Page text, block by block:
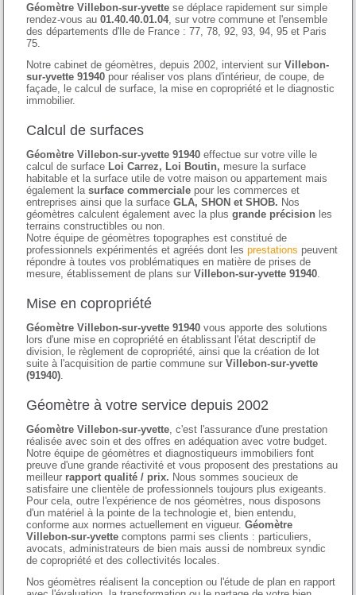
Géomètre Villebon-sur-yvette se déplace rapidement sur simple
rendez-vous au01.40.40.01.04, sur votre commune et l'ensemble
des départements d'Ile de France : 77, 78, 92, 93, 94, 95 et Paris
75.
Notre cabinet de géomètres, depuis 2002, intervient surVillebon-
sur-yvette 91940 pour réaliser vos plans d'intérieur, de coupe, de
façade, le calcul de surface, la mise en copropriété et le diagnostic
immobilier.
Calcul de surfaces
Géomètre Villebon-sur-yvette 91940 effectue sur votre ville le
calcul de surface Loi Carrez, Loi Boutin, mesure la surface
habitable et la surface utile de votre maison ou appartement mais
également lasurface commerciale pour les commerces et
entreprises ainsi que la surfaceGLA, SHON et SHOB. Nos
géomètres calculent également avec la plusgrande précision les
terrains constructibles ou non.
Notre équipe de géomètres topographes est constitué de
professionnels expérimentés et agréés dont lesprestations peuvent
répondre à toutes vos problématiques en matière de prises de
mesure, établissement de plans surVillebon-sur-yvette 91940
Mise en copropriété
Géomètre Villebon-sur-yvette 91940 vous apporte des solutions
lors d'une mise en copropriété en établissant l'état descriptif de
division, le règlement de copropriété, ainsi que la création de lot
suite à l'acquisition de partie commune surVillebon-sur-yvette
(91940)
Géomètre à votre service depuis 2002
Géomètre Villebon-sur-yvette , c'est l'assurance d'une prestation
réalisée avec soin et des offres en adéquation avec votre budget.
Notre équipe de géomètres et diagnostiqueurs immobiliers font
preuve d'une grande réactivité et vous proposent des prestations au
meilleur rapport qualité / prix. Nous sommes soucieux de
satisfaire une clientèle de professionnels toujours plus exigeants.
Pour cela, outre l'expérience de nos géomètres, nous disposons
d'un matériel à la pointe de la technologie et, bien entendu,
conforme aux normes actuellement en vigueur.Géomètre
Villebon-sur-yvette comptons parmi ses clients : particuliers,
avocats, administrateurs de bien mais aussi de nombreux syndic
de copropriété et des collectivités locales.
Nos géomètres réalisent la conception ou l'étude de plan en rapport